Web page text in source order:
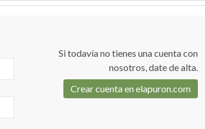
Si todavía no tienes una cuenta con
nosotros, date de alta.
Crear cuenta en elapuron.com